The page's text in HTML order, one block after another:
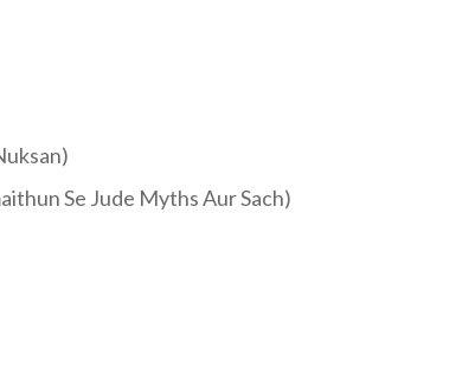
Se Jude Myths Aur Sach)